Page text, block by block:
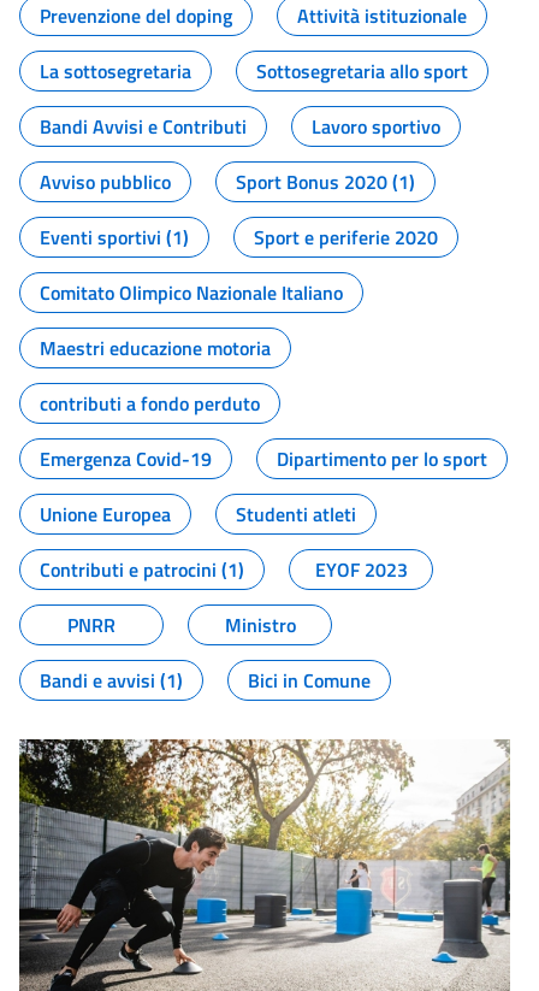
Prevenzione del doping
Attività istituzionale
La sottosegretaria
Sottosegretaria allo sport
Bandi Avvisi e Contributi
Lavoro sportivo
Avviso pubblico
Sport Bonus 2020 (1)
Eventi sportivi (1)
Sport e periferie 2020
Comitato Olimpico Nazionale Italiano
Maestri educazione motoria
contributi a fondo perduto
Emergenza Covid-19
Dipartimento per lo sport
Unione Europea
Studenti atleti
Contributi e patrocini (1)
EYOF 2023
PNRR
Ministro
Bandi e avvisi (1)
Bici in Comune